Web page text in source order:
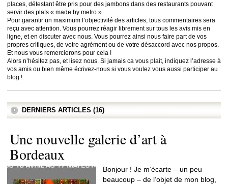
places, détestant être pris pour des jambons dans des restaurants pouvant
servir des plats « made by metro ».
Pour garantir un maximum l’objectivité des articles, tous commentaires sera
reçu avec attention. Vous pourrez réagir librement sur tous les avis mis en
ligne, et en discuter avec nous. Vous pourrez ainsi nous faire part de vos
propres critiques, de votre agrément ou de votre désaccord avec nos propos.
Et nous vous remercierons pour cela !
Alors n’hésitez pas, et lisez nous. Si jamais ca vous plait, indiquez l’adresse à
vos amis ou bien même écrivez-nous si vous voulez vous aussi participer au
blog !
DERNIERS ARTICLES (16)
Une nouvelle galerie d’art à
Bordeaux
Bonjour ! Je m’écarte – un peu
beaucoup – de l’objet de mon blog,